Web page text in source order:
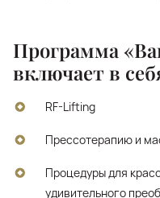
Программа
включает в
RF-Lifting
Прессотерапию и
Процедуры для
удивительного